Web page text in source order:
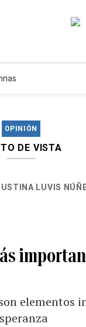
OPINIÓN
DE VISTA
LUVIS
elementos